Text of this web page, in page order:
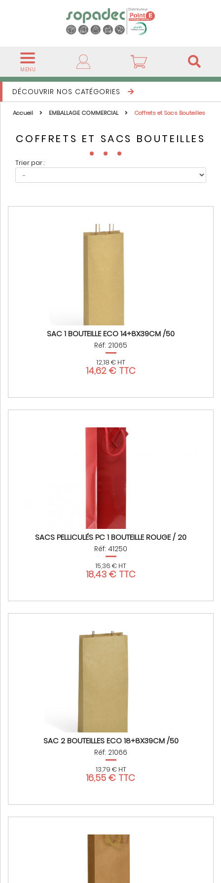
MENU
DÉCOUVRIR NOS CATÉGORIES
Accueil EMBALLAGE COMMERCIAL Coffrets et Sacs Bouteilles
COFFRETS ET SACS BOUTEILLES
Trier par :
SAC 1 BOUTEILLE ECO 14+8X39CM /50
Réf: 21065
12,18 € HT
14,62 € TTC
SACS PELLICULÉS PC 1 BOUTEILLE ROUGE / 20
Réf: 41250
15,36 € HT
18,43 € TTC
SAC 2 BOUTEILLES ECO 18+8X39CM /50
Réf: 21066
13,79 € HT
16,55 € TTC